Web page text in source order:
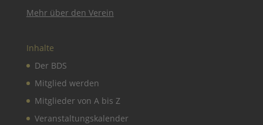
Mehr über den Verein
Inhalte
Der BDS
Mitglied werden
Mitglieder von A bis Z
Veranstaltungskalender